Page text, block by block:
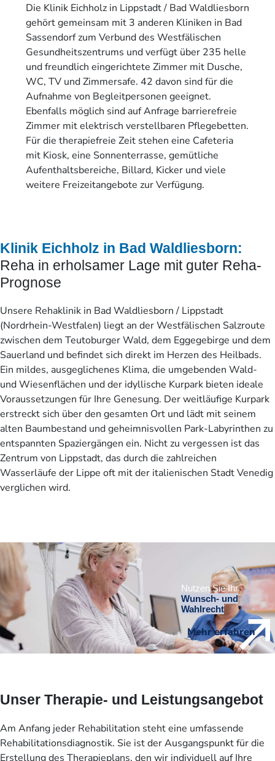
Die Klinik Eichholz in Lippstadt / Bad Waldliesborn
gehört gemeinsam mit 3 anderen Kliniken in Bad
Sassendorf zum Verbund des Westfälischen
Gesundheitszentrums und verfügt über 235 helle
und freundlich eingerichtete Zimmer mit Dusche,
WC, TV und Zimmersafe. 42 davon sind für die
Aufnahme von Begleitpersonen geeignet.
Ebenfalls möglich sind auf Anfrage barrierefreie
Zimmer mit elektrisch verstellbaren Pflegebetten.
Für die therapiefreie Zeit stehen eine Cafeteria
mit Kiosk, eine Sonnenterrasse, gemütliche
Aufenthaltsbereiche, Billard, Kicker und viele
weitere Freizeitangebote zur Verfügung.
Klinik Eichholz in Bad Waldliesborn:
Reha in erholsamer Lage mit guter Reha-
Prognose
Unsere Rehaklinik in Bad Waldliesborn / Lippstadt
(Nordrhein-Westfalen) liegt an der Westfälischen Salzroute
zwischen dem Teutoburger Wald, dem Eggegebirge und dem
Sauerland und befindet sich direkt im Herzen des Heilbads.
Ein mildes, ausgeglichenes Klima, die umgebenden Wald-
und Wiesenflächen und der idyllische Kurpark bieten ideale
Voraussetzungen für Ihre Genesung. Der weitläufige Kurpark
erstreckt sich über den gesamten Ort und lädt mit seinem
alten Baumbestand und geheimnisvollen Park-Labyrinthen zu
entspannten Spaziergängen ein. Nicht zu vergessen ist das
Zentrum von Lippstadt, das durch die zahlreichen
Wasserläufe der Lippe oft mit der italienischen Stadt Venedig
verglichen wird.
Nutzen Sie Ihr
Wunsch- und
Wahlrecht
Mehr erfahren
Unser Therapie- und Leistungsangebot
Am Anfang jeder Rehabilitation steht eine umfassende
Rehabilitationsdiagnostik. Sie ist der Ausgangspunkt für die
Erstellung des Therapieplans, den wir individuell auf Ihre